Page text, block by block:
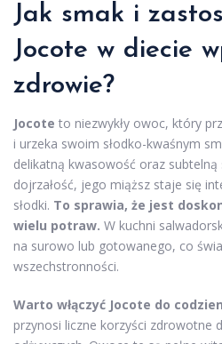
Jak smak i
Jocote w diecie
zdrowie?
Jocote to niezwykły owoc, który
i urzeka swoim słodko-kwaśnym
delikatną kwasowość oraz subtelną
dojrzałość, jego miąższ staje się
słodki. To sprawia, że jest
wielu potraw. W kuchni
na surowo lub gotowanego, co
wszechstronności.
Warto włączyć Jocote do
przynosi liczne korzyści zdrowotne